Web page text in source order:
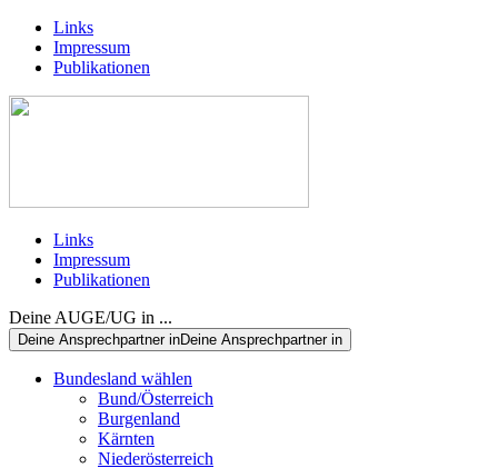
Links
Impressum
Publikationen
Links
Impressum
Publikationen
Deine AUGE/UG in ...
Deine Ansprechpartner inDeine Ansprechpartner in
Bundesland wählen
Bund/Österreich
Burgenland
Kärnten
Niederösterreich